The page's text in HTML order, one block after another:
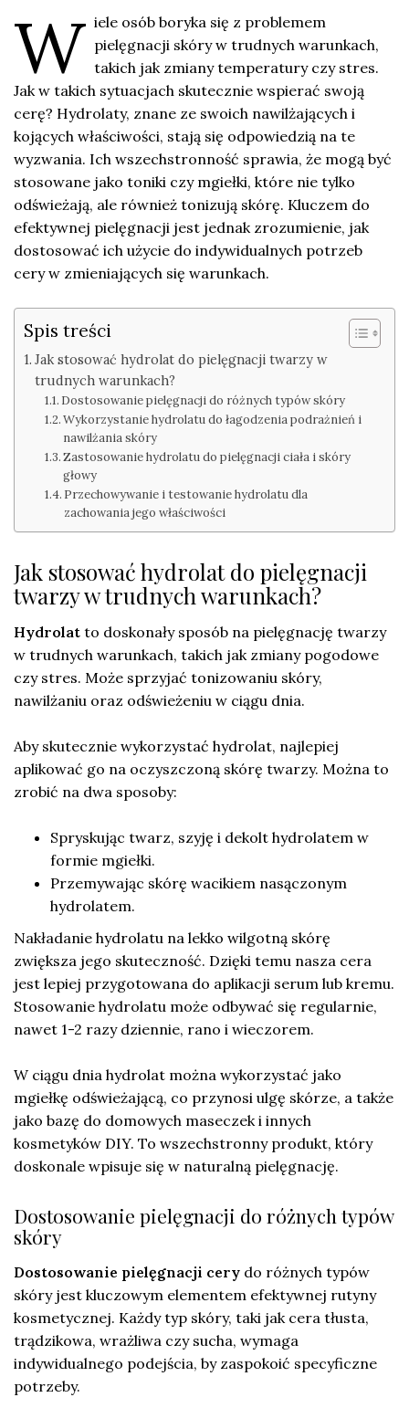
W iele osób boryka się z problemem
pielęgnacji skóry w trudnych warunkach,
takich jak zmiany temperatury czy stres.
Jak w takich sytuacjach skutecznie wspierać swoją
cerę? Hydrolaty, znane ze swoich nawilżających i
kojących właściwości, stają się odpowiedzią na te
wyzwania. Ich wszechstronność sprawia, że mogą być
stosowane jako toniki czy mgiełki, które nie tylko
odświeżają, ale również tonizują skórę. Kluczem do
efektywnej pielęgnacji jest jednak zrozumienie, jak
dostosować ich użycie do indywidualnych potrzeb
cery w zmieniających się warunkach.
Spis treści
Jak stosować hydrolat do pielęgnacji twarzy w
trudnych warunkach?
Dostosowanie pielęgnacji do różnych typów skóry
Wykorzystanie hydrolatu do łagodzenia podrażnień i
nawilżania skóry
Zastosowanie hydrolatu do pielęgnacji ciała i skóry
głowy
Przechowywanie i testowanie hydrolatu dla
zachowania jego właściwości
Jak stosować hydrolat do pielęgnacji
twarzy w trudnych warunkach?
Hydrolat to doskonały sposób na pielęgnację twarzy
w trudnych warunkach, takich jak zmiany pogodowe
czy stres. Może sprzyjać tonizowaniu skóry,
nawilżaniu oraz odświeżeniu w ciągu dnia.
Aby skutecznie wykorzystać hydrolat, najlepiej
aplikować go na oczyszczoną skórę twarzy. Można to
zrobić na dwa sposoby:
Spryskując twarz, szyję i dekolt hydrolatem w
formie mgiełki.
Przemywając skórę wacikiem nasączonym
hydrolatem.
Nakładanie hydrolatu na lekko wilgotną skórę
zwiększa jego skuteczność. Dzięki temu nasza cera
jest lepiej przygotowana do aplikacji serum lub kremu.
Stosowanie hydrolatu może odbywać się regularnie,
nawet 1-2 razy dziennie, rano i wieczorem.
W ciągu dnia hydrolat można wykorzystać jako
mgiełkę odświeżającą, co przynosi ulgę skórze, a także
jako bazę do domowych maseczek i innych
kosmetyków DIY. To wszechstronny produkt, który
doskonale wpisuje się w naturalną pielęgnację.
Dostosowanie pielęgnacji do różnych typów
skóry
Dostosowanie pielęgnacji cery do różnych typów
skóry jest kluczowym elementem efektywnej rutyny
kosmetycznej. Każdy typ skóry, taki jak cera tłusta,
trądzikowa, wrażliwa czy sucha, wymaga
indywidualnego podejścia, by zaspokoić specyficzne
potrzeby.